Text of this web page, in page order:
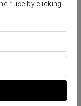
use by clicking